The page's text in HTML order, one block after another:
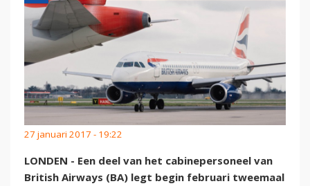
27 januari 2017 - 19:22
LONDEN - Een deel van het cabinepersoneel van
British Airways (BA) legt begin februari tweemaal